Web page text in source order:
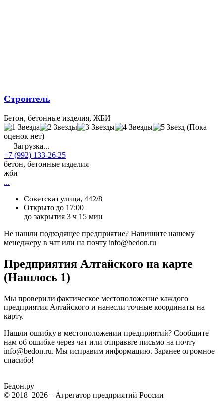
Строитель
Бетон, бетонные изделия, ЖБИ
(Пока
оценок нет)
Загрузка...
+7 (992) 133-26-25
бетон, бетонные изделия
жби
...
Советская улица, 442/8
Открыто до 17:00
до закрытия 3 ч 15 мин
Не нашли подходящее предприятие? Напишите нашему
менеджеру в чат или на почту info@bedon.ru
Предприятия Алтайского на карте
(Нашлось 1)
Мы проверили фактическое местоположение каждого
предприятия Алтайского и нанесли точные координаты на
карту.
Нашли ошибку в местоположении предприятий? Сообщите
нам об ошибке через чат или отправьте письмо на почту
info@bedon.ru. Мы исправим информацию. Заранее огромное
спасибо!
Бедон.ру
© 2018–2026 – Агрегатор предприятий России